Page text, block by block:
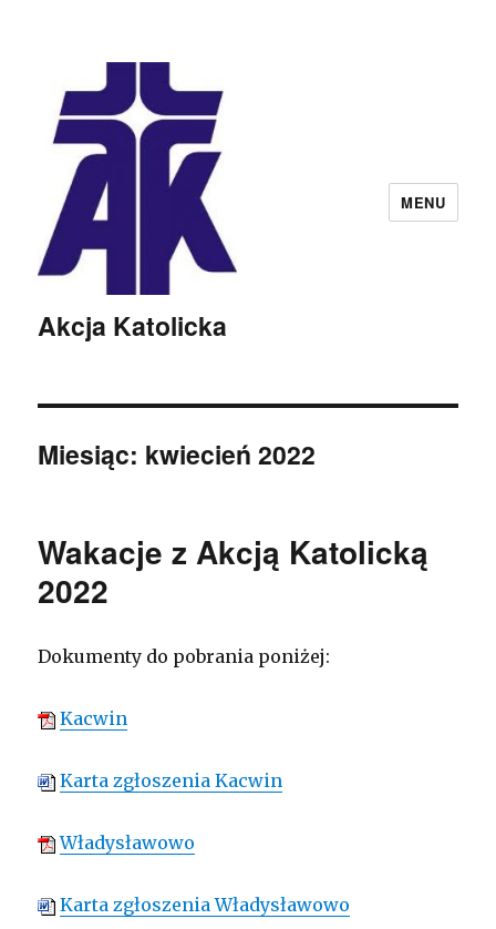
Akcja Katolicka
MENU
Miesiąc: kwiecień 2022
Wakacje z Akcją Katolicką
2022
Dokumenty do pobrania poniżej:
Kacwin
Karta zgłoszenia Kacwin
Władysławowo
Karta zgłoszenia Władysławowo